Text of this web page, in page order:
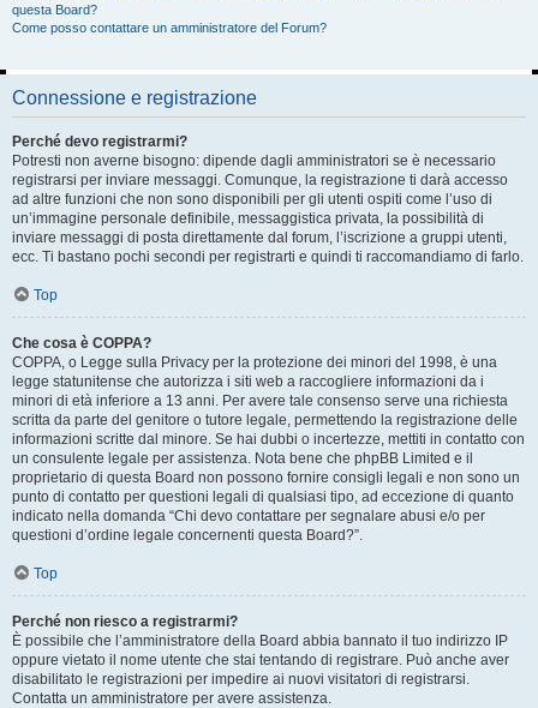
questa Board?
Come posso contattare un amministratore del Forum?
Connessione e registrazione
Perché devo registrarmi?
Potresti non averne bisogno: dipende dagli amministratori se è necessario
registrarsi per inviare messaggi. Comunque, la registrazione ti darà accesso
ad altre funzioni che non sono disponibili per gli utenti ospiti come l’uso di
un’immagine personale definibile, messaggistica privata, la possibilità di
inviare messaggi di posta direttamente dal forum, l’iscrizione a gruppi utenti,
ecc. Ti bastano pochi secondi per registrarti e quindi ti raccomandiamo di farlo.
Top
Che cosa è COPPA?
COPPA, o Legge sulla Privacy per la protezione dei minori del 1998, è una
legge statunitense che autorizza i siti web a raccogliere informazioni da i
minori di età inferiore a 13 anni. Per avere tale consenso serve una richiesta
scritta da parte del genitore o tutore legale, permettendo la registrazione delle
informazioni scritte dal minore. Se hai dubbi o incertezze, mettiti in contatto con
un consulente legale per assistenza. Nota bene che phpBB Limited e il
proprietario di questa Board non possono fornire consigli legali e non sono un
punto di contatto per questioni legali di qualsiasi tipo, ad eccezione di quanto
indicato nella domanda “Chi devo contattare per segnalare abusi e/o per
questioni d’ordine legale concernenti questa Board?”.
Top
Perché non riesco a registrarmi?
È possibile che l’amministratore della Board abbia bannato il tuo indirizzo IP
oppure vietato il nome utente che stai tentando di registrare. Può anche aver
disabilitato le registrazioni per impedire ai nuovi visitatori di registrarsi.
Contatta un amministratore per avere assistenza.